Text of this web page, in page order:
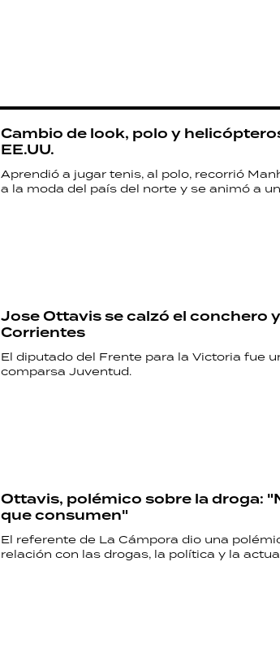
Cambio de look, polo y
EE.UU.
Aprendió a jugar tenis, al polo, recorrió
a la moda del país del norte y se animó a
Jose Ottavis se calzó el conchero
Corrientes
El diputado del Frente para la Victoria fue
comparsa Juventud.
Ottavis, polémico sobre la droga:
que consumen"
El referente de La Cámpora dio una
relación con las drogas, la política y la